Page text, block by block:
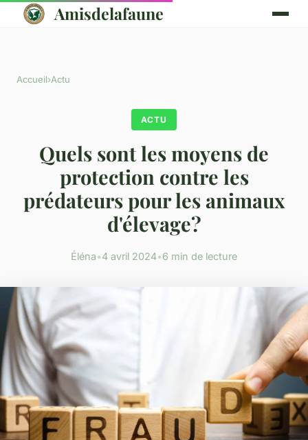
Amisdelafaune
Accueil›Actu
ACTU
Quels sont les moyens de
protection contre les
prédateurs pour les animaux
d'élevage?
Éléna•4 avril 2024•6 min de lecture